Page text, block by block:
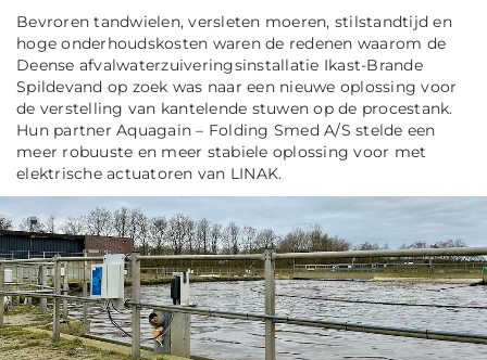
Bevroren tandwielen, versleten moeren, stilstandtijd en
hoge onderhoudskosten waren de redenen waarom de
Deense afvalwaterzuiveringsinstallatie Ikast-Brande
Spildevand op zoek was naar een nieuwe oplossing voor
de verstelling van kantelende stuwen op de procestank.
Hun partner Aquagain – Folding Smed A/S stelde een
meer robuuste en meer stabiele oplossing voor met
elektrische actuatoren van LINAK.